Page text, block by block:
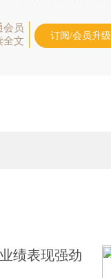
会员
全文
订阅/会员升级
绩表现强劲